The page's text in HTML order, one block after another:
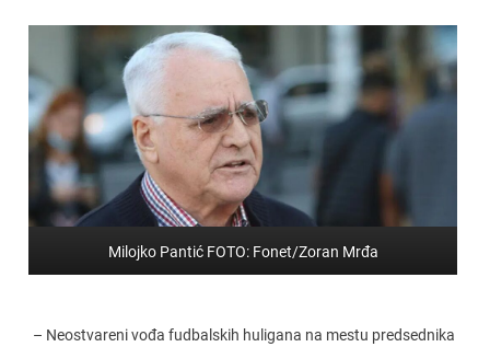
Milojko Pantić FOTO: Fonet/Zoran Mrđa
– Neostvareni vođa fudbalskih huligana na mestu predsednika